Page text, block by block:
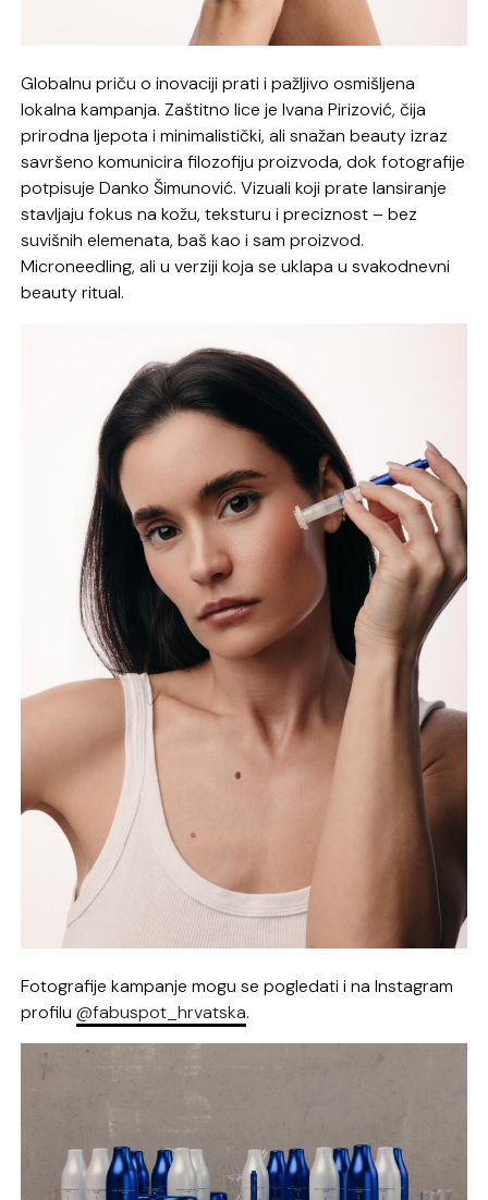
Globalnu priču o inovaciji prati i pažljivo osmišljena
lokalna kampanja. Zaštitno lice je Ivana Pirizović, čija
prirodna ljepota i minimalistički, ali snažan beauty izraz
savršeno komunicira filozofiju proizvoda, dok fotografije
potpisuje Danko Šimunović. Vizuali koji prate lansiranje
stavljaju fokus na kožu, teksturu i preciznost – bez
suvišnih elemenata, baš kao i sam proizvod.
Microneedling, ali u verziji koja se uklapa u svakodnevni
beauty ritual.
Fotografije kampanje mogu se pogledati i na Instagram
profilu@fabuspot_hrvatska.